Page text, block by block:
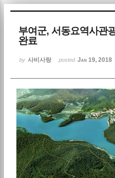
부여군, 서동요역사관
완료
by 사비사랑 posted Jan 19, 2018
Sketchbook5,
Sketchbook5,